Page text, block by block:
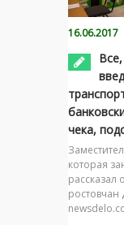
16.06.2017
чека,
которая
рассказал